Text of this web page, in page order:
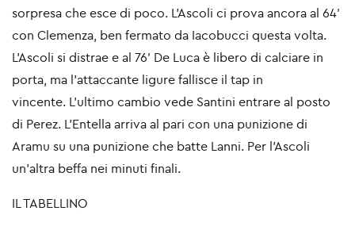
sorpresa che esce di poco. L'Ascoli ci prova ancora al 64′
con Clemenza, ben fermato da Iacobucci questa volta.
L’Ascoli si distrae e al 76′ De Luca è libero di calciare in
porta, ma l’attaccante ligure fallisce il tap in
vincente. L’ultimo cambio vede Santini entrare al posto
di Perez. L’Entella arriva al pari con una punizione di
Aramu su una punizione che batte Lanni. Per l’Ascoli
un'altra beffa nei minuti finali.
IL TABELLINO